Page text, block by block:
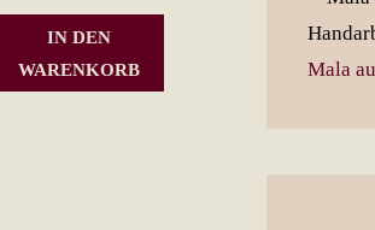
IN DEN
WARENKORB
Mala